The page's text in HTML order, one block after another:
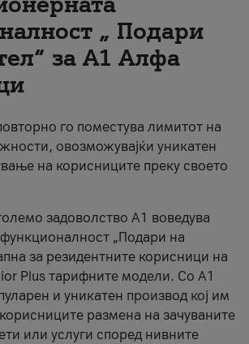
„ Подари
за А1 Алфа
го поместува лимитот на
овозможувајќи уникатен
на корисниците преку своето
задоволство А1 воведува
„Подари на
за резидентните корисници на
Plus тарифните модели. Со A1
и уникатен производ кој им
размена на зачуваните
или услуги според нивните